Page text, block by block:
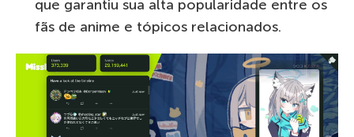
que garantiu sua alta popularidade entre os
fãs de anime e tópicos relacionados.